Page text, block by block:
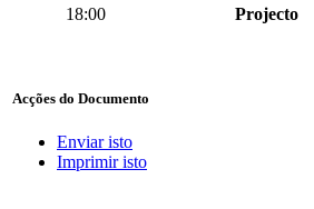
18:00
Projecto
Acções do Documento
Enviar isto
Imprimir isto